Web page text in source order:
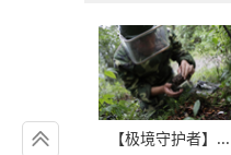

【极境守护者】...